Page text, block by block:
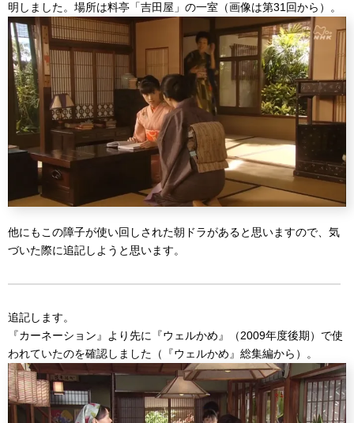
明しました。場所は料亭「吉田屋」の一室（画像は第31回から）。
他にもこの障子が使い回しされた朝ドラがあると思いますので、気
づいた際に追記しようと思います。
追記します。
『カーネーション』より先に『ウェルかめ』（2009年度後期）で使
われていたのを確認しました（『ウェルかめ』総集編から）。